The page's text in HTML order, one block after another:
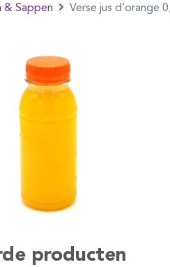
& Sappen Verse jus d’orange
producten